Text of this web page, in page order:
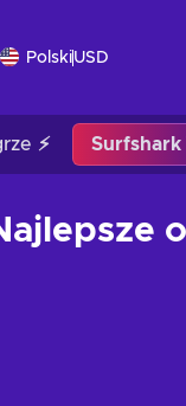
PolskiUSD
⚡ Surfshark